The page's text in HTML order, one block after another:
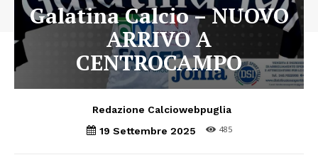
Galatina Calcio – NUOVO
ARRIVO A
CENTROCAMPO
Redazione Calciowebpuglia
19 Settembre 2025
485